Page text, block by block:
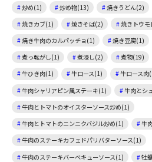
炒め(1) 炒め物(13) 焼きうどん(2)
焼きカブ(1)
焼きそば(2) 焼きトウ
焼き牛肉のカルパッチョ(1)
焼き豆腐(1)
煮っ転がし(1)
煮浸し(2) 煮物(19)
牛ひき肉(1)
牛ロース(1) 牛ロース肉
牛肉シャリアピン風ステーキ(1)
牛肉とシ
牛肉とトマトのオイスターソース炒め(1)
牛肉とトマトのニンニクバジル炒め(1)
牛
牛肉のステーキカフェドパリバターソース(1)
牛肉のステーキバーベキューソース(1)
牡